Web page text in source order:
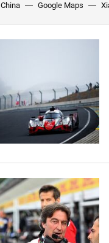
China Google Maps